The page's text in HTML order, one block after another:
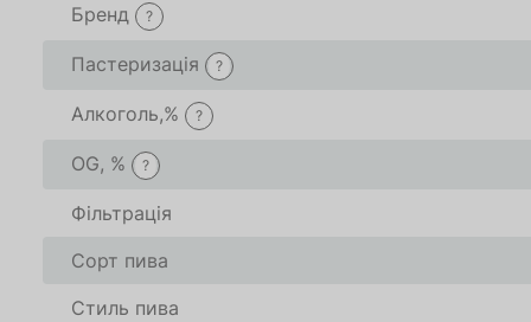
Бренд ?
Пастеризація ?
Алкоголь,% ?
OG, % ?
Фільтрація
Сорт пива
Стиль пива